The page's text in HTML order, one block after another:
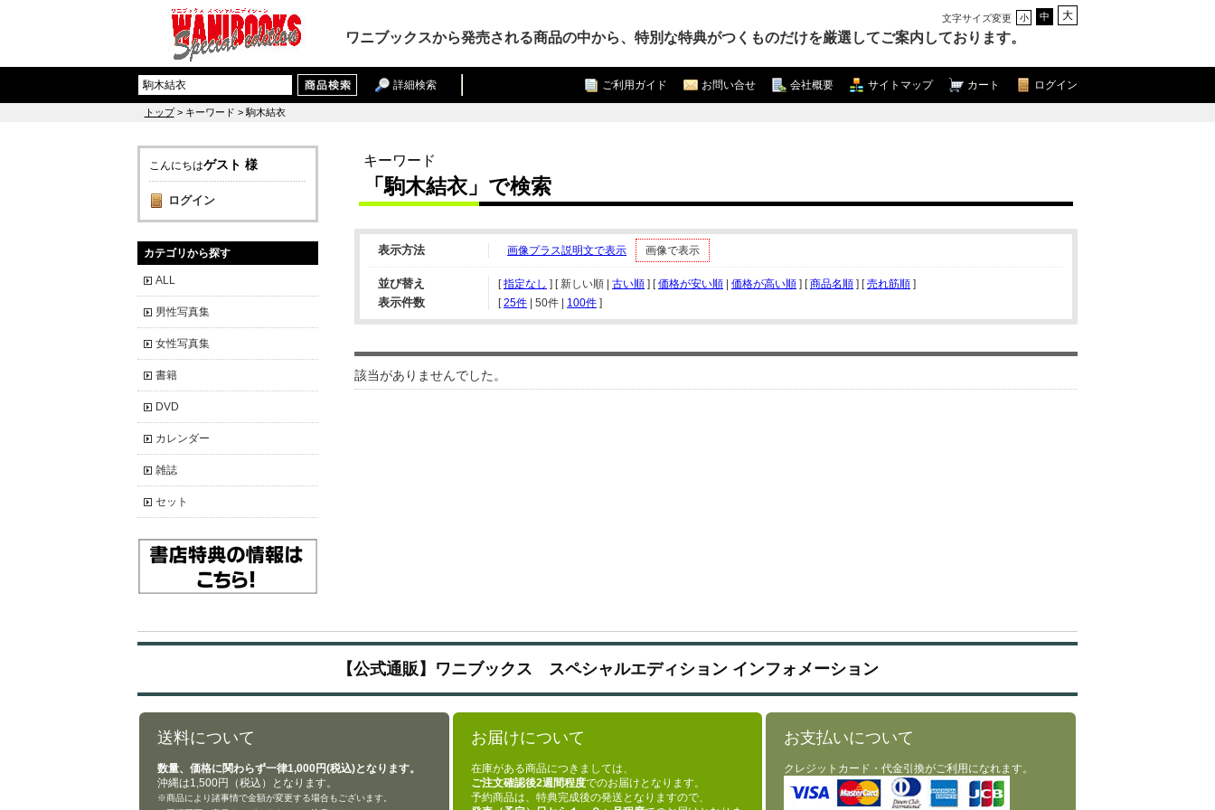
文字サイズ変更 小 中 大
ワニブックスから発売される商品の中から、特別な特典がつくものだけを厳選してご案内しております。
詳細検索 ログイン
カート
サイトマップ
会社概要
お問い合せ
ご利用ガイド
トップ> キーワード > 駒木結衣
こんにちはゲスト 様
ログイン
カテゴリから探す
ALL
男性写真集
女性写真集
書籍
DVD
カレンダー
雑誌
セット
キーワード
「駒木結衣」で検索
表示方法 画像プラス説明文で表示 画像で表示
並び替え [指定なし ] [ 新しい順 | 古い順 ] [価格が安い順 価格が高い順 ] [商品名順 ] [売れ筋順 ]
表示件数 [ 25件 50件 100件 ]
該当がありませんでした。
【公式通販】ワニブックス スペシャルエディション インフォメーション
送料について
数量、価格に関わらず一律1,000円(税込)となります。
沖縄は1,500円（税込）となります。
※商品により諸事情で金額が変更する場合もございます。
お届けについて
在庫がある商品につきましては、
ご注文確認後2週間程度でのお届けとなります。
予約商品は、特典完成後の発送となりますので、
お支払いについて
クレジットカード・代金引換がご利用になれます。